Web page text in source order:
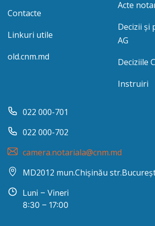
Contacte
Linkuri utile
old.cnm.md
Acte
Decizii și
AG
Deciziile
Instruiri
022 000-701
022 000-702
camera.notariala@cnm.md
MD2012 mun.Chișinău
Luni – Vineri
8:30 – 17:00